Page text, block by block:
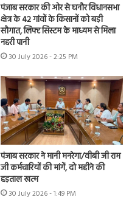
पंजाब सरकार की ओर से घनौर विधानसभा
क्षेत्र के 42 गांवों के किसानों को बड़ी
सौगात, लिफ्ट सिस्टम के माध्यम से मिला
नहरी पानी
30 July 2026 - 2:25 PM
पंजाब सरकार ने मानी मनरेगा/वीबी जी राम
जी कर्मचारियों की मांगें, दो महीने की
हड़ताल खत्म
30 July 2026 - 1:49 PM